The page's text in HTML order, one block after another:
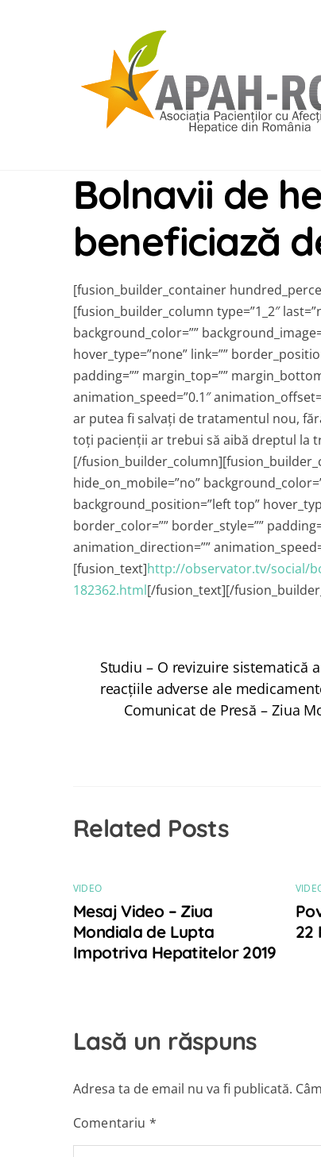
Bolnavii de
beneficiază
[fusion_builder_container
[fusion_builder_column type=”1_2″
background_color=””
hover_type=”none” link=””
padding=”” margin_top=””
animation_speed=”0.1″
ar putea fi salvaţi de tratamentul nou,
toţi pacienţii ar trebui să aibă dreptul la
[/
hide_on_mobile=”no”
background_position=”left top”
border_color=”” border_style=””
animation_direction=””
[fusion_text]http://observator.tv/social/
182362.html[/fusion_text][/
Studiu – O revizuire
reacțiile adverse ale
Comunicat de Presă – Ziua
Related Posts
VIDEO
Mesaj Video – Ziua
Mondiala de Lupta
Impotriva Hepatitelor 2019
22
Lasă un răspuns
Adresa ta de email nu va fi publicată.
Comentariu *